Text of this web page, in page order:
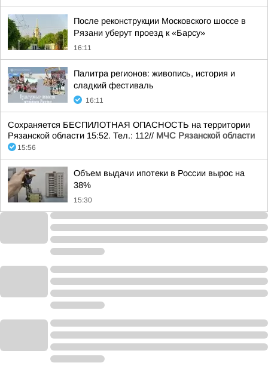
После реконструкции Московского шоссе в
Рязани уберут проезд к «Барсу»
16:11
Палитра регионов: живопись, история и
сладкий фестиваль
16:11
Сохраняется БЕСПИЛОТНАЯ ОПАСНОСТЬ на территории
Рязанской области 15:52. Тел.: 112// МЧС Рязанской области
15:56
Объем выдачи ипотеки в России вырос на
38%
15:30